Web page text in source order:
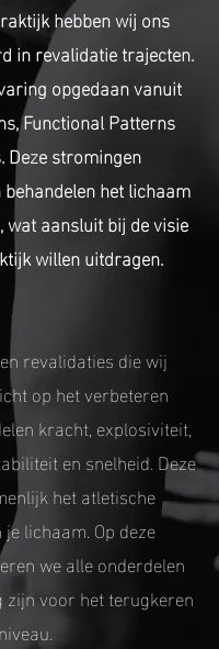
hebben wij ons
in revalidatie trajecten.
opgedaan vanuit
Functional Patterns
Deze stromingen
het lichaam
wat aansluit bij de visie
willen uitdragen.
revalidaties die wij
op het verbeteren
kracht, explosiviteit,
en snelheid. Deze
het atletische
lichaam. Op deze
we alle onderdelen
zijn voor het terugkeren